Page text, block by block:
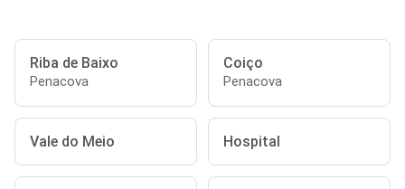
Riba de Baixo
Penacova
Coiço
Penacova
Vale do Meio Hospital